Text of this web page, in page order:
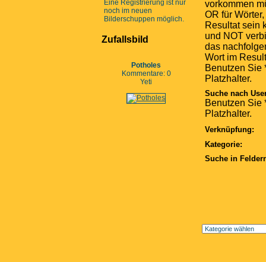
Eine Registrierung ist nur
noch im neuen
Bilderschuppen möglich.
Zufallsbild
Potholes
Kommentare: 0
Yeti
vorkommen
OR für
Resultat sein
und NOT
das
Wort im
Benutzen Sie
Platzhalter.
Suche nach
Benutzen Sie
Platzhalter.
Verknüpfung:
Kategorie:
Suche in